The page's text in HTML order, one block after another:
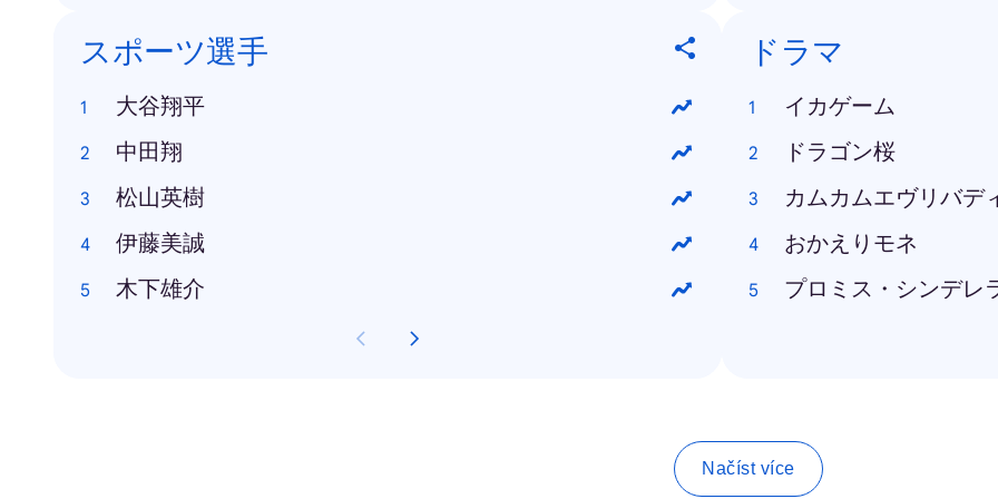
スポーツ選手
大谷翔平
中田翔
松山英樹
伊藤美誠
木下雄介
ドラマ
イカゲーム
ドラゴン桜
カムカムエヴリバデ
おかえりモネ
プロミス・シンデレ
Načíst více